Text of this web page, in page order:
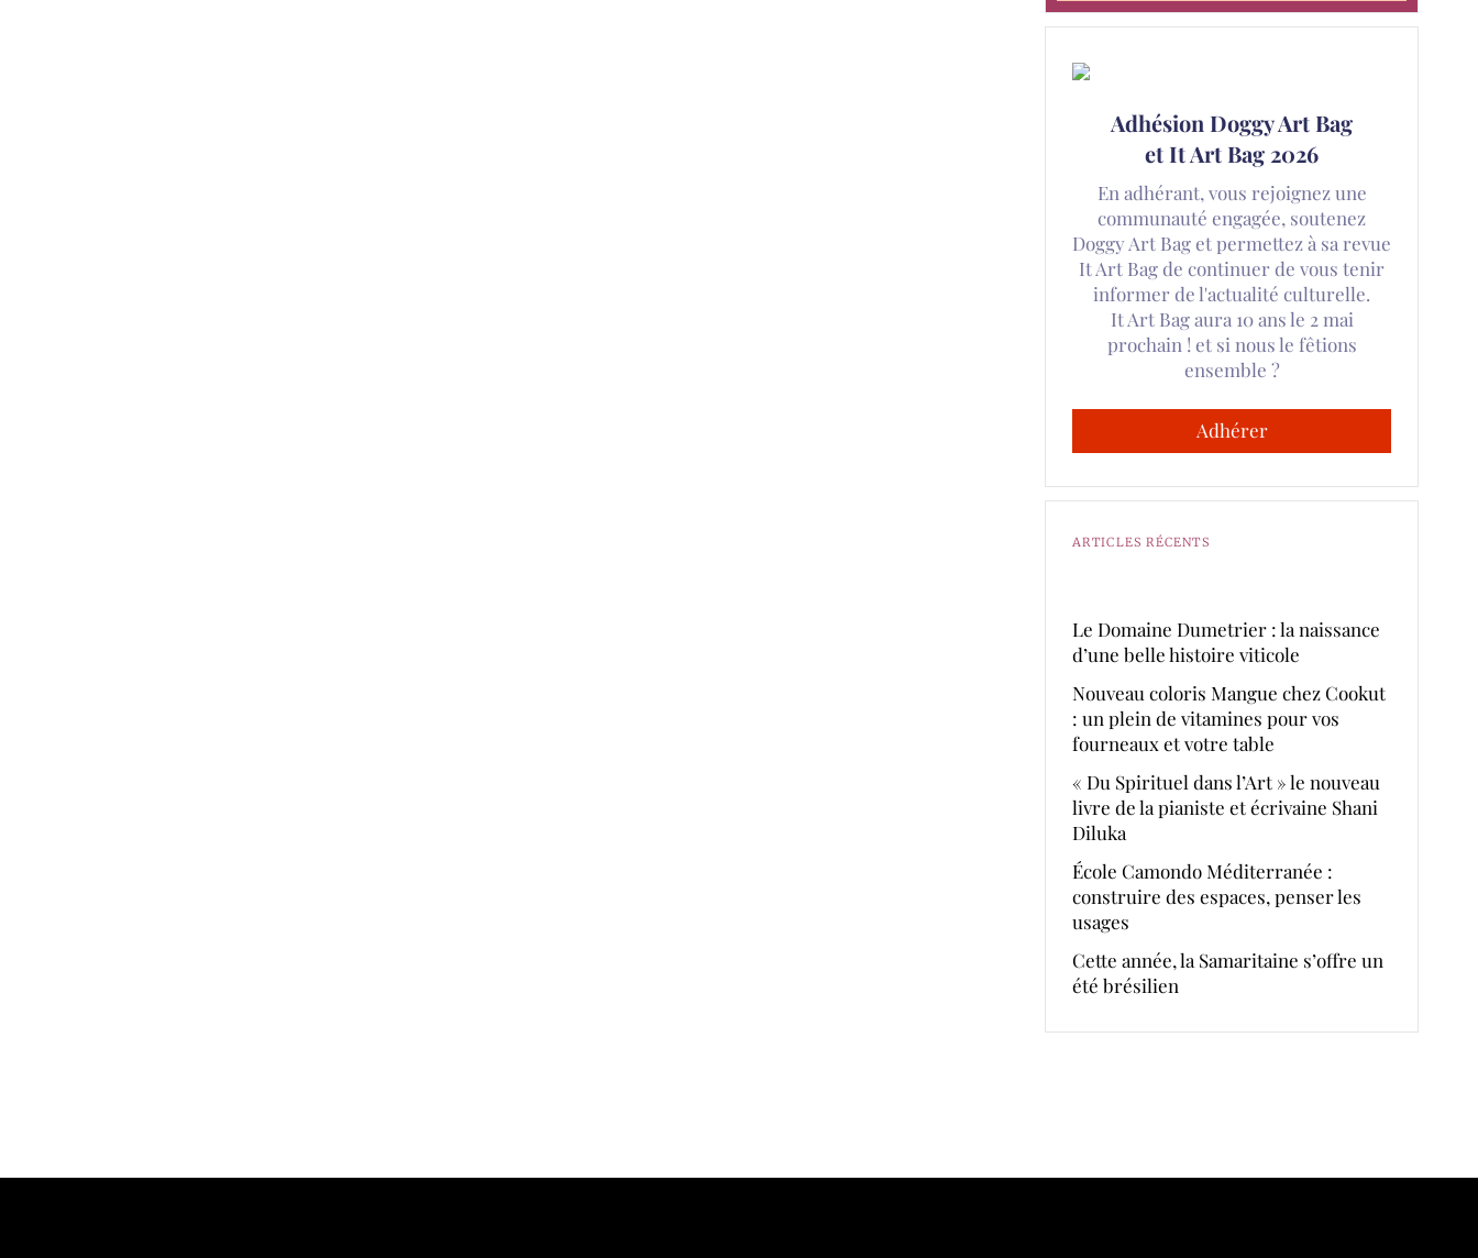
Adhésion Doggy Art Bag
et It Art Bag 2026
En adhérant, vous rejoignez une
communauté engagée, soutenez
Doggy Art Bag et permettez à sa revue
It Art Bag de continuer de vous tenir
informer de l'actualité culturelle.
It Art Bag aura 10 ans le 2 mai
prochain ! et si nous le fêtions
ensemble ?
Adhérer
ARTICLES RÉCENTS
Le Domaine Dumetrier : la naissance
d’une belle histoire viticole
Nouveau coloris Mangue chez Cookut
: un plein de vitamines pour vos
fourneaux et votre table
« Du Spirituel dans l’Art » le nouveau
livre de la pianiste et écrivaine Shani
Diluka
École Camondo Méditerranée :
construire des espaces, penser les
usages
Cette année, la Samaritaine s’offre un
été brésilien